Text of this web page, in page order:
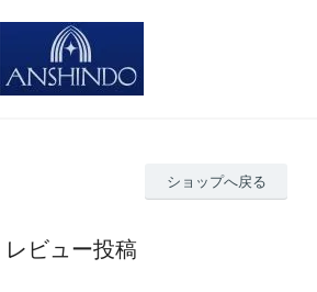
ショップへ戻る
レビュー投稿